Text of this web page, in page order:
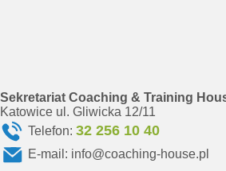
Sekretariat Coaching & Training
Katowice ul. Gliwicka 12/11
Telefon: 32 256 10 40
E-mail: info@coaching-house.pl